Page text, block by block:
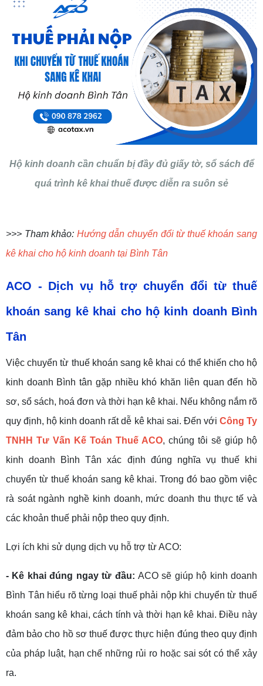
Hộ kinh doanh cần chuẩn bị đầy đủ giấy tờ, sổ sách để
quá trình kê khai thuế được diễn ra suôn sẻ
>>> Tham khảo: Hướng dẫn chuyển đổi từ thuế khoán sang
kê khai cho hộ kinh doanh tại Bình Tân
ACO - Dịch vụ hỗ trợ chuyển đổi từ thuế
khoán sang kê khai cho hộ kinh doanh Bình
Tân
Việc chuyển từ thuế khoán sang kê khai có thể khiến cho hộ
kinh doanh Bình tân gặp nhiều khó khăn liên quan đến hồ
sơ, sổ sách, hoá đơn và thời hạn kê khai. Nếu không nắm rõ
quy định, hộ kinh doanh rất dễ kê khai sai. Đến với Công Ty
TNHH Tư Vấn Kế Toán Thuế ACO, chúng tôi sẽ giúp hộ
kinh doanh Bình Tân xác định đúng nghĩa vụ thuế khi
chuyển từ thuế khoán sang kê khai. Trong đó bao gồm việc
rà soát ngành nghề kinh doanh, mức doanh thu thực tế và
các khoản thuế phải nộp theo quy định.
Lợi ích khi sử dụng dịch vụ hỗ trợ từ ACO:
- Kê khai đúng ngay từ đầu: ACO sẽ giúp hộ kinh doanh
Bình Tân hiểu rõ từng loại thuế phải nộp khi chuyển từ thuế
khoán sang kê khai, cách tính và thời hạn kê khai. Điều này
đảm bảo cho hồ sơ thuế được thực hiện đúng theo quy định
của pháp luật, hạn chế những rủi ro hoặc sai sót có thể xảy
ra.